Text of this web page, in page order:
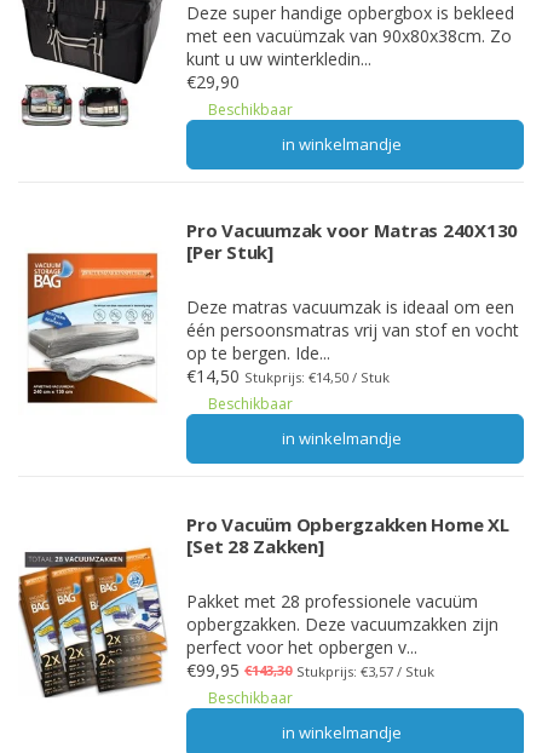
Deze super handige opbergbox is bekleed
met een vacuümzak van 90x80x38cm. Zo
kunt u uw winterkledin...
€29,90
Beschikbaar
in winkelmandje
Pro Vacuumzak voor Matras 240X130
[Per Stuk]
Deze matras vacuumzak is ideaal om een
één persoonsmatras vrij van stof en vocht
op te bergen. Ide...
€14,50 Stukprijs: €14,50 / Stuk
Beschikbaar
in winkelmandje
Pro Vacuüm Opbergzakken Home XL
[Set 28 Zakken]
Pakket met 28 professionele vacuüm
opbergzakken. Deze vacuumzakken zijn
perfect voor het opbergen v...
€99,95 €143,30 Stukprijs: €3,57 / Stuk
Beschikbaar
in winkelmandje